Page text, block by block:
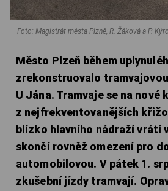
Foto: Magistrát města Plzně, R. Žáková a P.
Město Plzeň během
zrekonstruovalo
U Jána. Tramvaje se na nové
z nejfrekventovanějších
blízko hlavního nádraží vrátí
skončí rovněž omezení pro
automobilovou. V pátek 1.
zkušební jízdy tramvají.